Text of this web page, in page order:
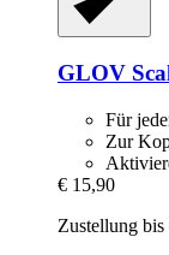
GLOV
Für
Zur
€ 15,90
Zustellung